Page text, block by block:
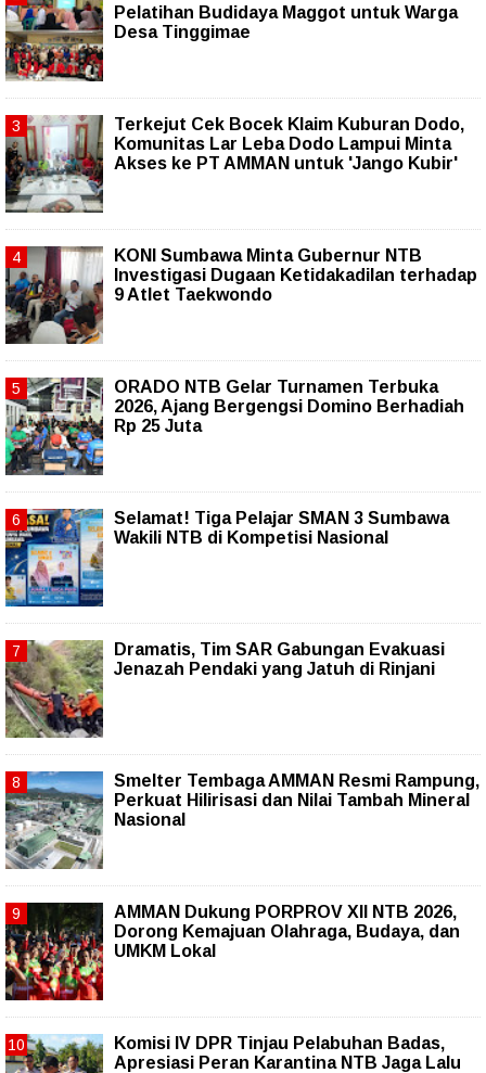
Pelatihan Budidaya Maggot untuk Warga
Desa Tinggimae
Terkejut Cek Bocek Klaim Kuburan Dodo,
Komunitas Lar Leba Dodo Lampui Minta
Akses ke PT AMMAN untuk 'Jango Kubir'
KONI Sumbawa Minta Gubernur NTB
Investigasi Dugaan Ketidakadilan terhadap
9 Atlet Taekwondo
ORADO NTB Gelar Turnamen Terbuka
2026, Ajang Bergengsi Domino Berhadiah
Rp 25 Juta
Selamat! Tiga Pelajar SMAN 3 Sumbawa
Wakili NTB di Kompetisi Nasional
Dramatis, Tim SAR Gabungan Evakuasi
Jenazah Pendaki yang Jatuh di Rinjani
Smelter Tembaga AMMAN Resmi Rampung,
Perkuat Hilirisasi dan Nilai Tambah Mineral
Nasional
AMMAN Dukung PORPROV XII NTB 2026,
Dorong Kemajuan Olahraga, Budaya, dan
UMKM Lokal
Komisi IV DPR Tinjau Pelabuhan Badas,
Apresiasi Peran Karantina NTB Jaga Lalu